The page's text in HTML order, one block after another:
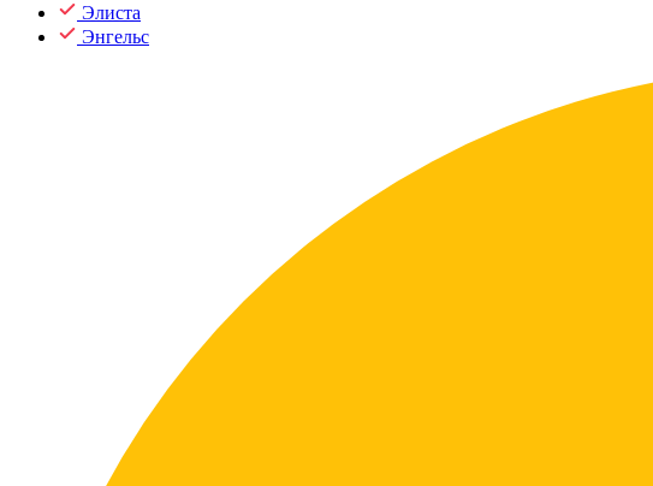
Элиста
Энгельс